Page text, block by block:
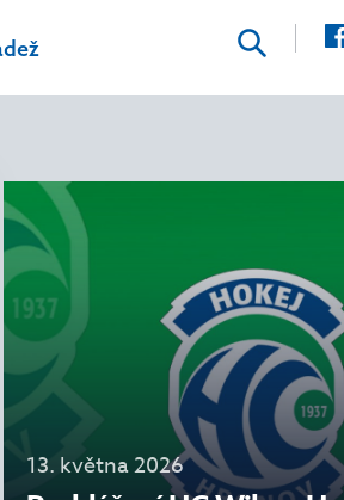
as kategorie FROM clanek
13. května 2026